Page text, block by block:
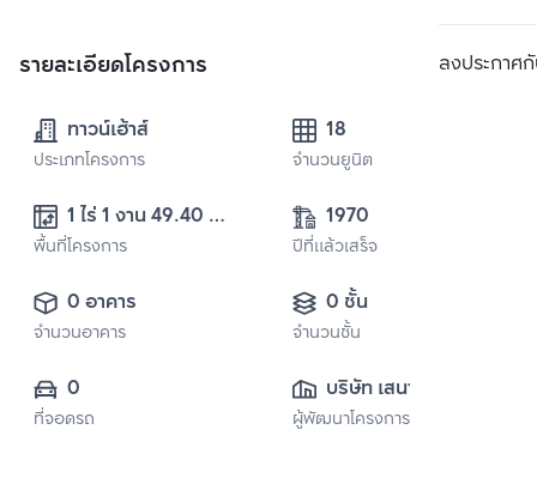
ลงประกาศกั
รายละเอียดโครงการ
ทาวน์เฮ้าส์
ประเภทโครงการ
18
จำนวนยูนิต
1 ไร่ 1 งาน 49.40
ตร.ว.
พื้นที่โครงการ
1970
ปีที่แล้วเสร็จ
0 อาคาร
จำนวนอาคาร
0 ชั้น
จำนวนชั้น
0
ที่จอดรถ
บริษัท เสนาดี
เวลลอปเมนท์
ผู้พัฒนาโครงการ